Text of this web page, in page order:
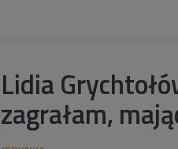
Lidia
zagrałam,